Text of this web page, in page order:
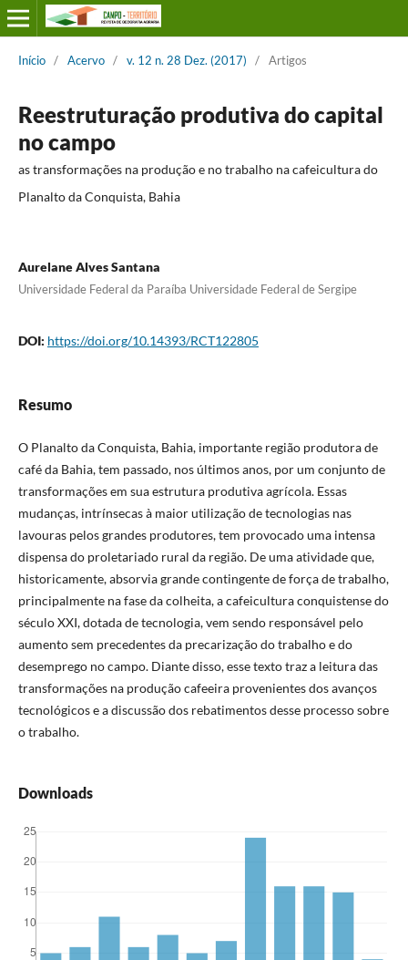
Início / Acervo / v. 12 n. 28 Dez. (2017) / Artigos
Reestruturação produtiva do capital
no campo
as transformações na produção e no trabalho na cafeicultura do
Planalto da Conquista, Bahia
Aurelane Alves Santana
Universidade Federal da Paraíba Universidade Federal de Sergipe
DOI: https://doi.org/10.14393/RCT122805
Resumo
O Planalto da Conquista, Bahia, importante região produtora de
café da Bahia, tem passado, nos últimos anos, por um conjunto de
transformações em sua estrutura produtiva agrícola. Essas
mudanças, intrínsecas à maior utilização de tecnologias nas
lavouras pelos grandes produtores, tem provocado uma intensa
dispensa do proletariado rural da região. De uma atividade que,
historicamente, absorvia grande contingente de força de trabalho,
principalmente na fase da colheita, a cafeicultura conquistense do
século XXI, dotada de tecnologia, vem sendo responsável pelo
aumento sem precedentes da precarização do trabalho e do
desemprego no campo. Diante disso, esse texto traz a leitura das
transformações na produção cafeeira provenientes dos avanços
tecnológicos e a discussão dos rebatimentos desse processo sobre
o trabalho.
Downloads